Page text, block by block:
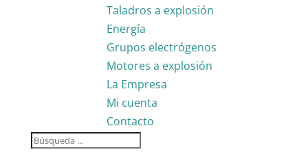
Taladros a explosión
Energía
Grupos electrógenos
Motores a explosión
La Empresa
Mi cuenta
Contacto